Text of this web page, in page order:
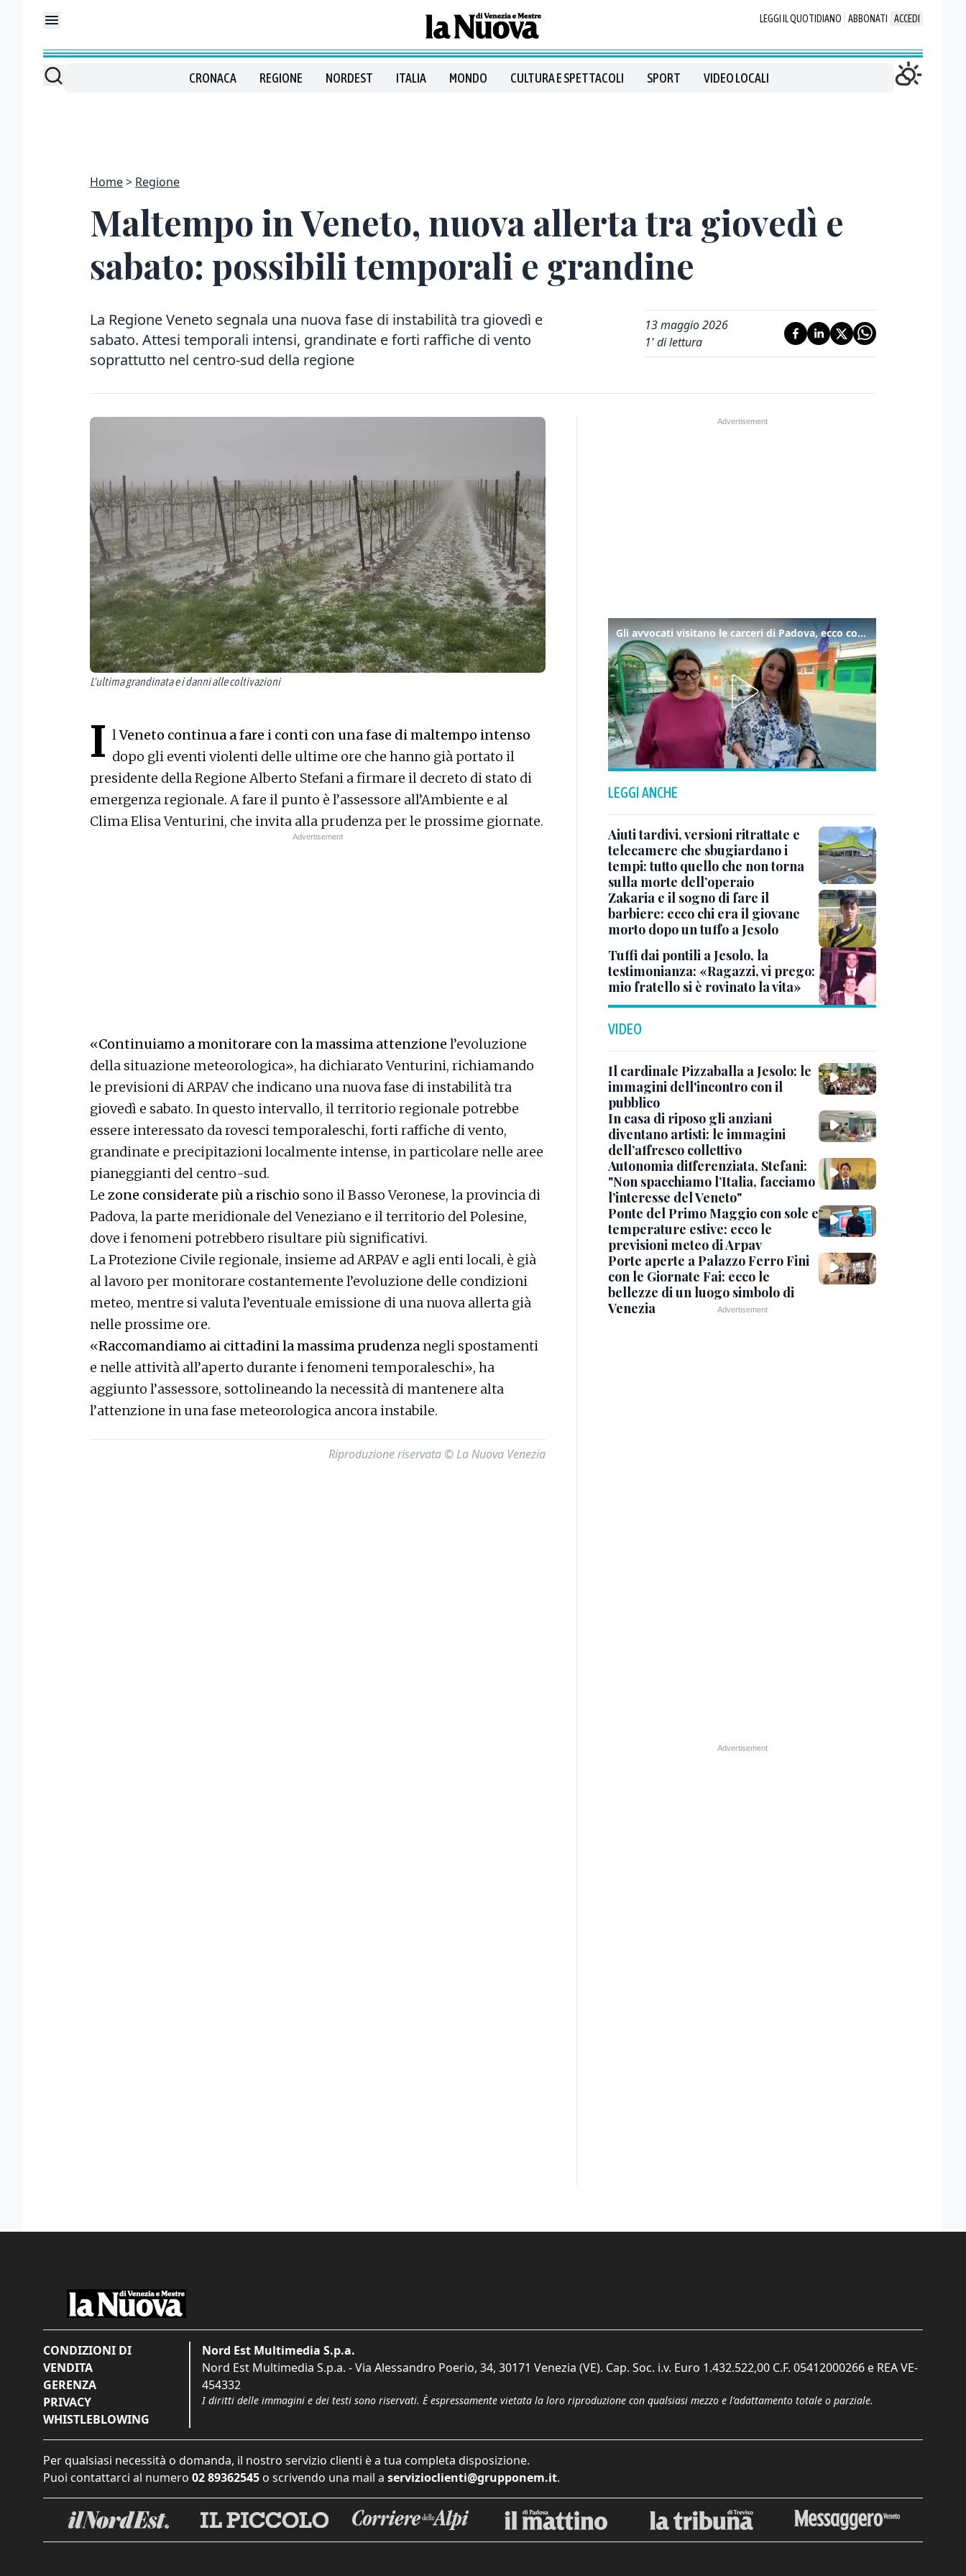
LEGGI IL QUOTIDIANO ABBONATI ACCEDI
CRONACA REGIONE NORDEST ITALIA MONDO CULTURA E SPETTACOLI SPORT VIDEO LOCALI
Home Regione
Maltempo in Veneto, nuova allerta tra giovedì e
sabato: possibili temporali e grandine
La Regione Veneto segnala una nuova fase di instabilità tra giovedì e
sabato. Attesi temporali intensi, grandinate e forti raffiche di vento
soprattutto nel centro-sud della regione
13 maggio 2026
1' di lettura
L'ultima grandinata e i danni alle coltivazioni
I lVeneto continua a fare i conti con una fase di maltempo intenso
dopo gli eventi violenti delle ultime ore che hanno già portato il
presidente della Regione Alberto Stefani a firmare il decreto di stato di
emergenza regionale. A fare il punto è l’assessore all’Ambiente e al
Clima Elisa Venturini, che invita alla prudenza per le prossime giornate.
«Continuiamo a monitorare con la massima attenzione l’evoluzione
della situazione meteorologica», ha dichiarato Venturini, richiamando
le previsioni di ARPAV che indicano una nuova fase di instabilità tra
giovedì e sabato. In questo intervallo, il territorio regionale potrebbe
essere interessato da rovesci temporaleschi, forti raffiche di vento,
grandinate e precipitazioni localmente intense, in particolare nelle aree
pianeggianti del centro-sud.
Le zone considerate più a rischio sono il Basso Veronese, la provincia di
Padova, la parte meridionale del Veneziano e il territorio del Polesine,
dove i fenomeni potrebbero risultare più significativi.
La Protezione Civile regionale, insieme ad ARPAV e agli enti locali, è già
al lavoro per monitorare costantemente l’evoluzione delle condizioni
meteo, mentre si valuta l’eventuale emissione di una nuova allerta già
nelle prossime ore.
«Raccomandiamo ai cittadini la massima prudenza negli spostamenti
e nelle attività all’aperto durante i fenomeni temporaleschi», ha
aggiunto l’assessore, sottolineando la necessità di mantenere alta
l’attenzione in una fase meteorologica ancora instabile.
Riproduzione riservata © La Nuova Venezia
Gli avvocati visitano le carceri di Padova, ecco cosa hanno trovato
LEGGI ANCHE
Aiuti tardivi, versioni ritrattate e
telecamere che sbugiardano i
tempi: tutto quello che non torna
sulla morte dell’operaio
Zakaria e il sogno di fare il
barbiere: ecco chi era il giovane
morto dopo un tuffo a Jesolo
Tuffi dai pontili a Jesolo, la
testimonianza: «Ragazzi, vi prego:
mio fratello si è rovinato la vita»
VIDEO
Il cardinale Pizzaballa a Jesolo: le
immagini dell'incontro con il
pubblico
In casa di riposo gli anziani
diventano artisti: le immagini
dell’affresco collettivo
Autonomia differenziata, Stefani:
"Non spacchiamo l’Italia, facciamo
l’interesse del Veneto"
Ponte del Primo Maggio con sole e
temperature estive: ecco le
previsioni meteo di Arpav
Porte aperte a Palazzo Ferro Fini
con le Giornate Fai: ecco le
bellezze di un luogo simbolo di
Venezia
CONDIZIONI DI
VENDITA
GERENZA
PRIVACY
WHISTLEBLOWING
Nord Est Multimedia S.p.a.
Nord Est Multimedia S.p.a. - Via Alessandro Poerio, 34, 30171 Venezia (VE). Cap. Soc. i.v. Euro 1.432.522,00 C.F. 05412000266 e REA VE-
454332
I diritti delle immagini e dei testi sono riservati. È espressamente vietata la loro riproduzione con qualsiasi mezzo e l'adattamento totale o parziale.
Per qualsiasi necessità o domanda, il nostro servizio clienti è a tua completa disposizione.
Puoi contattarci al numero 02 89362545 o scrivendo una mail a servizioclienti@grupponem.it.